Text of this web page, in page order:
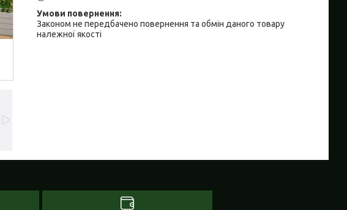
Законом не передбачено повернення та обмін даного товару
належної якості